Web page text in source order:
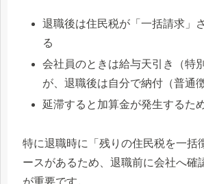
退職後は住民税が「一括請求」
る
会社員のときは給与天引き（特
が、退職後は自分で納付（普通
延滞すると加算金が発生するた
特に退職時に「残りの住民税を一括
ースがあるため、退職前に会社へ確
が重要です。